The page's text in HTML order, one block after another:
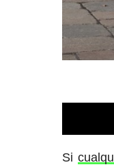
Si